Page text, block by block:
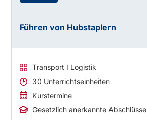
Führen von Hubstaplern
Transport I Logistik
30 Unterrichtseinheiten
Kurstermine
Gesetzlich anerkannte Abschlüsse